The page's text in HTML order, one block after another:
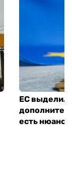
ЕС выделил
есть нюанс